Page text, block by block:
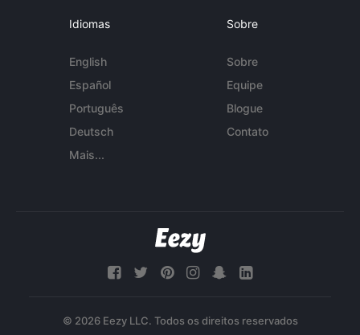
Idiomas
English
Español
Português
Deutsch
Mais...
Sobre
Sobre
Equipe
Blogue
Contato
© 2026 Eezy LLC. Todos os direitos reservados